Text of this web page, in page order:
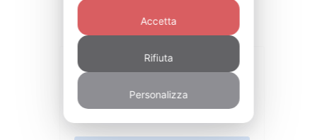
Accetta
Rifiuta
Personalizza